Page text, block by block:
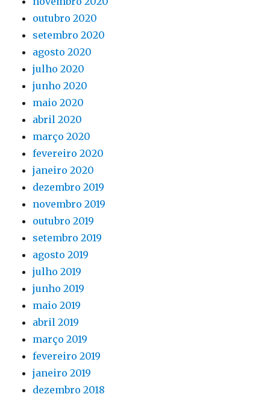
outubro 2020
setembro 2020
agosto 2020
julho 2020
junho 2020
maio 2020
abril 2020
março 2020
fevereiro 2020
janeiro 2020
dezembro 2019
novembro 2019
outubro 2019
setembro 2019
agosto 2019
julho 2019
junho 2019
maio 2019
abril 2019
março 2019
fevereiro 2019
janeiro 2019
dezembro 2018